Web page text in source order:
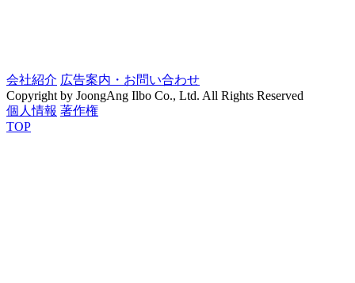
会社紹介 広告案内・お問い合わせ
Copyright by JoongAng Ilbo Co., Ltd. All Rights Reserved
個人情報 著作権
TOP